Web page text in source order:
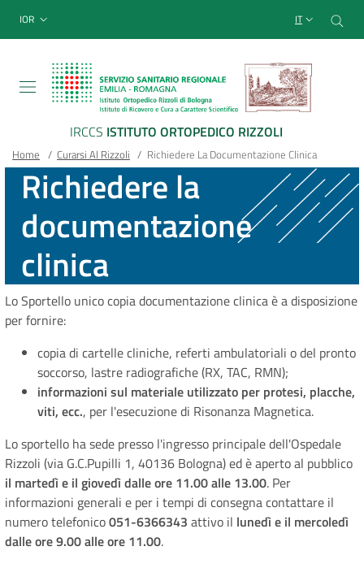
Sito Web Istituto
menu top-bar
IOR IT
IRCCS ISTITUTO ORTOPEDICO RIZZOLI
Main container
Briciole
di
pane
Home / Curarsi Al Rizzoli / Richiedere La Documentazione Clinica
Richiedere la
documentazione
clinica
Lo Sportello unico copia documentazione clinica è a disposizione
per fornire:
copia di cartelle cliniche, referti ambulatoriali o del pronto
soccorso, lastre radiografiche (RX, TAC, RMN);
informazioni sul materiale utilizzato per protesi, placche,
viti, ecc., per l'esecuzione di Risonanza Magnetica.
Lo sportello ha sede presso l'ingresso principale dell'Ospedale
Rizzoli (via G.C.Pupilli 1, 40136 Bologna) ed è aperto al pubblico
il martedì e il giovedì dalle ore 11.00 alle 13.00. Per
informazioni generali e per i tempi di consegna contattare il
numero telefonico051-6366343 attivo il lunedì e il mercoledì
dalle ore 9.00 alle ore 11.00.